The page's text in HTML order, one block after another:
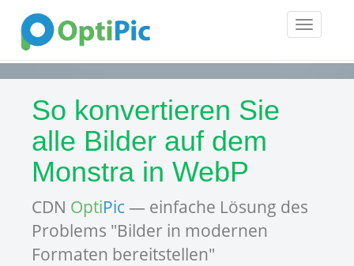
Toggle
So konvertieren Sie
alle Bilder auf dem
Monstra in WebP
CDN OptiPic — einfache Lösung des
Problems "Bilder in modernen
Formaten bereitstellen"